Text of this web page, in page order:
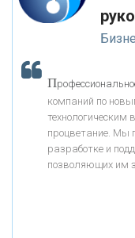
«МОСКОВСКИЙ
«БАНК
П
компаний по
технологическим
процветание. Мы
разработке и
позволяющих им